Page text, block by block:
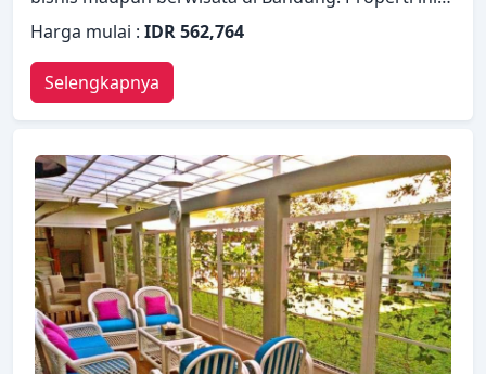
memiliki berbagai fasilitas yang membuat
pengalaman menginap Anda menyenangkan. Staf
yang siap melayani akan menyambut dan
memandu Anda di Grand Sovia Hotel. Semua
kamar dirancang dan didekorasi untuk membuat
tamu merasa seperti di rumah dan beberapa
kamar dilengkapi dengan televisi layar datar,
minuman selamat datang gratis, cermin, akses
internet WiFi (gratis), kamar bebas asap rokok.
Nikmati fasilitas rekreasi di hotel, termasuk spa,
pijat, sebelum masuk ke kamar untuk beristirahat
dengan nyaman. Apa pun alasan Anda
mengunjungi Bandung, Grand Sovia Hotel akan
membuat Anda langsung merasa seperti di rumah.
Harga mulai : IDR 562,764
Selengkapnya